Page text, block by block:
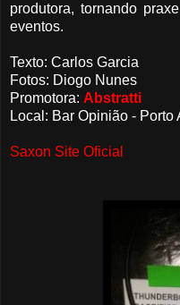
produtora, tornando
eventos.
Texto: Carlos Garcia
Fotos: Diogo Nunes
Promotora: Abstratti
Local: Bar Opinião - Porto
Saxon Site Oficial